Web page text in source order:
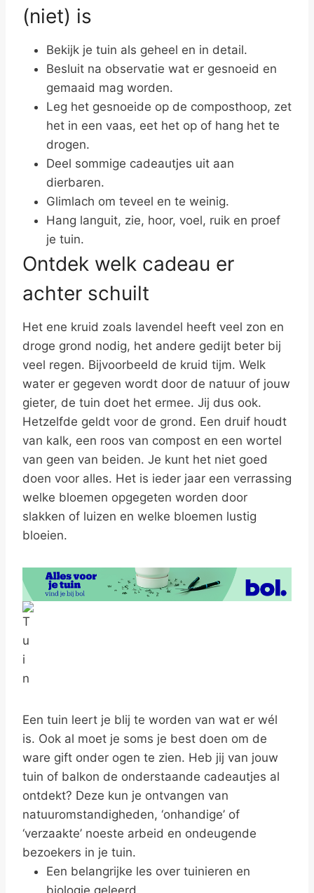
(niet) is
Bekijk je tuin als geheel en in detail.
Besluit na observatie wat er gesnoeid en
gemaaid mag worden.
Leg het gesnoeide op de composthoop, zet
het in een vaas, eet het op of hang het te
drogen.
Deel sommige cadeautjes uit aan
dierbaren.
Glimlach om teveel en te weinig.
Hang languit, zie, hoor, voel, ruik en proef
je tuin.
Ontdek welk cadeau er
achter schuilt
Het ene kruid zoals lavendel heeft veel zon en
droge grond nodig, het andere gedijt beter bij
veel regen. Bijvoorbeeld de kruid tijm. Welk
water er gegeven wordt door de natuur of jouw
gieter, de tuin doet het ermee. Jij dus ook.
Hetzelfde geldt voor de grond. Een druif houdt
van kalk, een roos van compost en een wortel
van geen van beiden. Je kunt het niet goed
doen voor alles. Het is ieder jaar een verrassing
welke bloemen opgegeten worden door
slakken of luizen en welke bloemen lustig
bloeien.
Een tuin leert je blij te worden van wat er wél
is. Ook al moet je soms je best doen om de
ware gift onder ogen te zien. Heb jij van jouw
tuin of balkon de onderstaande cadeautjes al
ontdekt? Deze kun je ontvangen van
natuuromstandigheden, ‘onhandige’ of
‘verzaakte’ noeste arbeid en ondeugende
bezoekers in je tuin.
Een belangrijke les over tuinieren en
biologie geleerd.